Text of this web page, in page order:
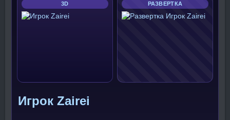
3D РАЗВЕРТКА
Игрок Zairei